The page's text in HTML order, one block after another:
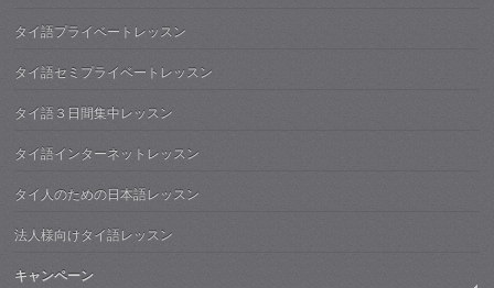
タイ語プライベートレッスン
タイ語セミプライベートレッスン
タイ語３日間集中レッスン
タイ語インターネットレッスン
タイ人のための日本語レッスン
法人様向けタイ語レッスン
キャンペーン